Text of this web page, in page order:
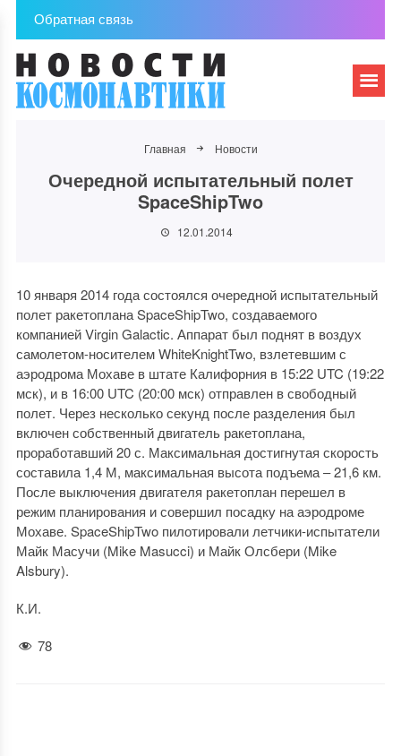
Обратная связь
Главная Новости
Очередной испытательный полет
SpaceShipTwo
12.01.2014
10 января 2014 года состоялся очередной испытательный
полет ракетоплана SpaceShipTwo, создаваемого
компанией Virgin Galactic. Аппарат был поднят в воздух
самолетом-носителем WhiteKnightTwo, взлетевшим с
аэродрома Мохаве в штате Калифорния в 15:22 UTC (19:22
мск), и в 16:00 UTC (20:00 мск) отправлен в свободный
полет. Через несколько секунд после разделения был
включен собственный двигатель ракетоплана,
проработавший 20 с. Максимальная достигнутая скорость
составила 1,4 М, максимальная высота подъема – 21,6 км.
После выключения двигателя ракетоплан перешел в
режим планирования и совершил посадку на аэродроме
Мохаве. SpaceShipTwo пилотировали летчики-испытатели
Майк Масучи (Mike Masucci) и Майк Олсбери (Mike
Alsbury).
К.И.
78